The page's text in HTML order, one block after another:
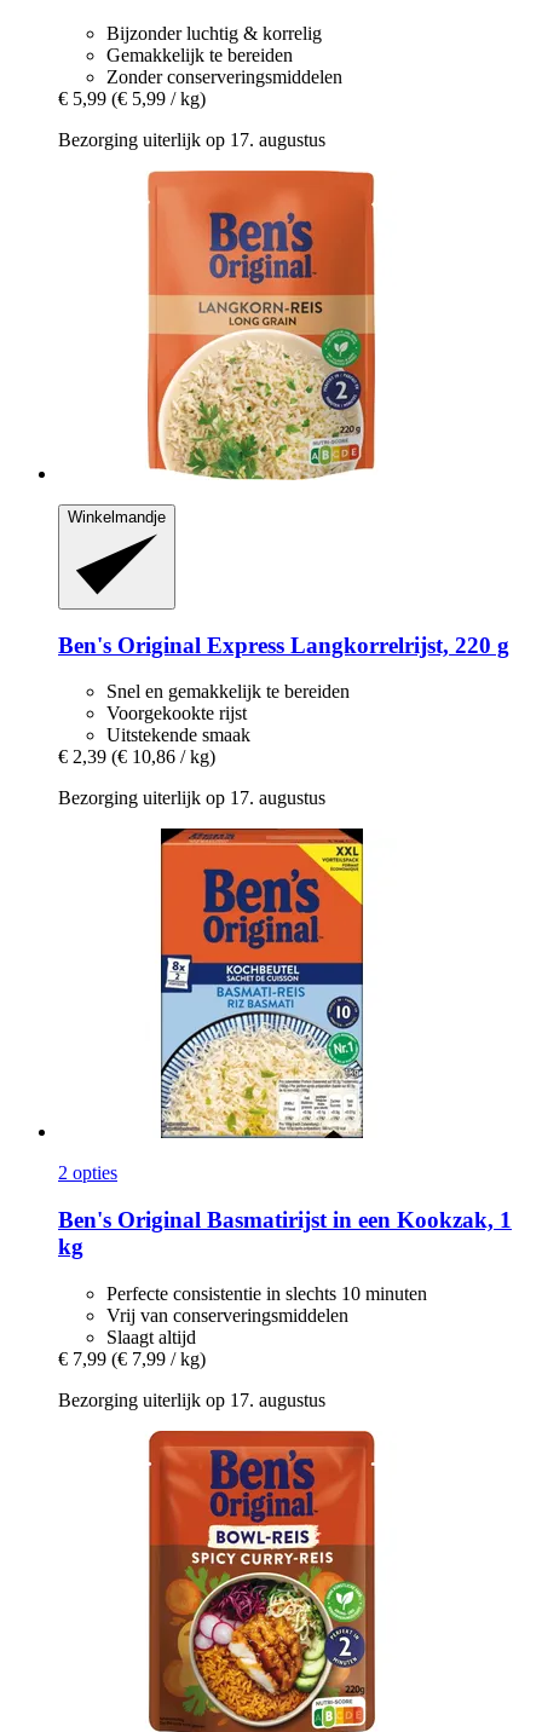
Bijzonder luchtig & korrelig
Gemakkelijk te bereiden
Zonder conserveringsmiddelen
€ 5,99 (€ 5,99 / kg)
Bezorging uiterlijk op 17. augustus
Winkelmandje
Ben's Original Express Langkorrelrijst, 220 g
Snel en gemakkelijk te bereiden
Voorgekookte rijst
Uitstekende smaak
€ 2,39 (€ 10,86 / kg)
Bezorging uiterlijk op 17. augustus
2 opties
Ben's Original Basmatirijst in een Kookzak, 1
kg
Perfecte consistentie in slechts 10 minuten
Vrij van conserveringsmiddelen
Slaagt altijd
€ 7,99 (€ 7,99 / kg)
Bezorging uiterlijk op 17. augustus